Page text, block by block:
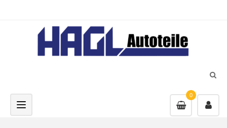
0
Toggle navigation